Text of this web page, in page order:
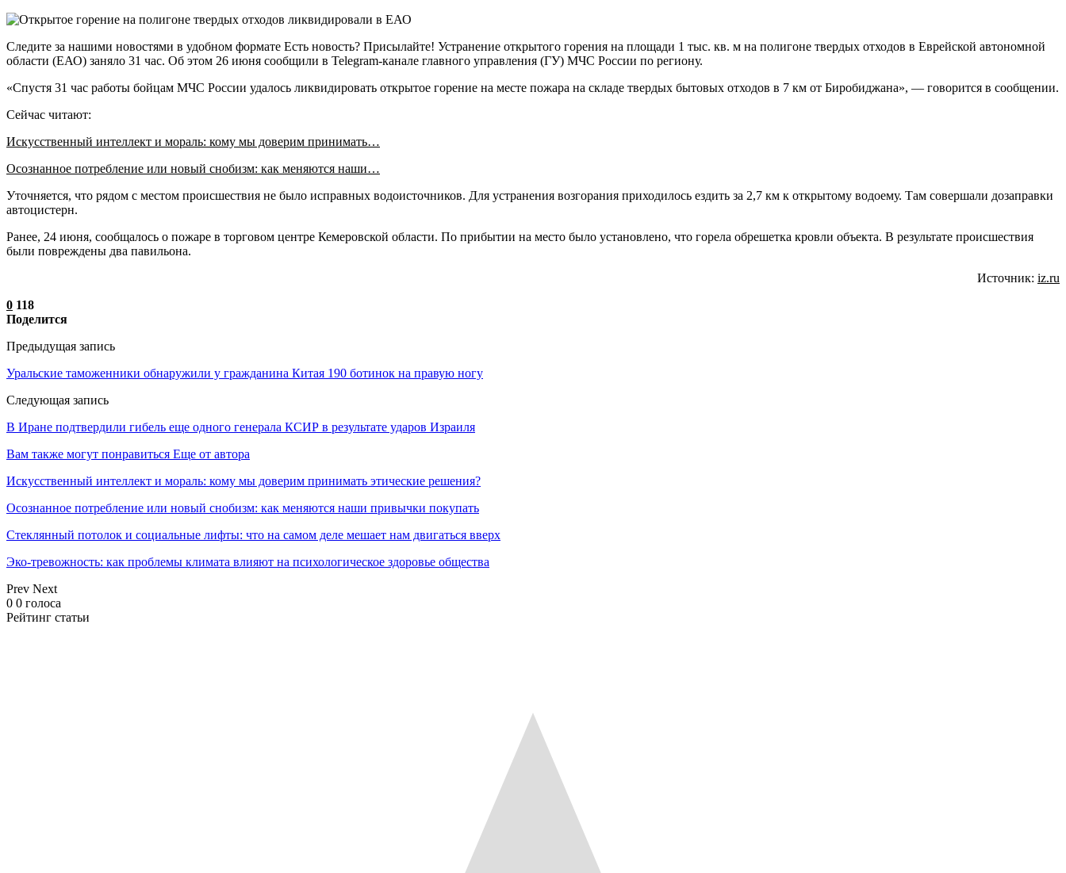
Следите за нашими новостями в удобном формате Есть новость? Присылайте! Устранение открытого горения на площади 1 тыс. кв. м на полигоне твердых отходов в Еврейской автономной
области (ЕАО) заняло 31 час. Об этом 26 июня сообщили в Telegram-канале главного управления (ГУ) МЧС России по региону.
«Спустя 31 час работы бойцам МЧС России удалось ликвидировать открытое горение на месте пожара на складе твердых бытовых отходов в 7 км от Биробиджана», — говорится в сообщении.
Сейчас читают:
Искусственный интеллект и мораль: кому мы доверим принимать…
Осознанное потребление или новый снобизм: как меняются наши…
Уточняется, что рядом с местом происшествия не было исправных водоисточников. Для устранения возгорания приходилось ездить за 2,7 км к открытому водоему. Там совершали дозаправки
автоцистерн.
Ранее, 24 июня, сообщалось о пожаре в торговом центре Кемеровской области. По прибытии на место было установлено, что горела обрешетка кровли объекта. В результате происшествия
были повреждены два павильона.
Источник: iz.ru
0 118
Поделится
Предыдущая запись
Уральские таможенники обнаружили у гражданина Китая 190 ботинок на правую ногу
Следующая запись
В Иране подтвердили гибель еще одного генерала КСИР в результате ударов Израиля
Вам также могут понравиться Еще от автора
Искусственный интеллект и мораль: кому мы доверим принимать этические решения?
Осознанное потребление или новый снобизм: как меняются наши привычки покупать
Стеклянный потолок и социальные лифты: что на самом деле мешает нам двигаться вверх
Эко-тревожность: как проблемы климата влияют на психологическое здоровье общества
Prev Next
0 0 голоса
Рейтинг статьи